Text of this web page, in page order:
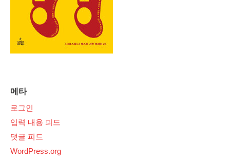
메타
로그인
입력 내용 피드
댓글 피드
WordPress.org